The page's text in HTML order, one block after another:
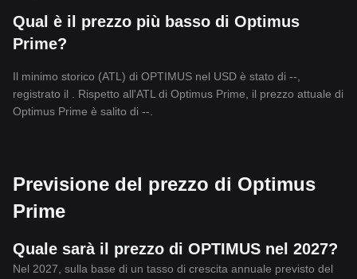
Qual è il prezzo più basso di Optimus
Prime?
Il minimo storico (ATL) di OPTIMUS nel USD è stato di --,
registrato il . Rispetto all'ATL di Optimus Prime, il prezzo attuale di
Optimus Prime è salito di --.
Previsione del prezzo di Optimus
Prime
Quale sarà il prezzo di OPTIMUS nel 2027?
Nel 2027, sulla base di un tasso di crescita annuale previsto del